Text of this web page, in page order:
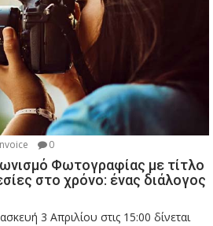
0
Φωτογραφίας με τίτλο
στο χρόνο: ένας διάλογος
3 Απριλίου στις 15:00 δίνεται